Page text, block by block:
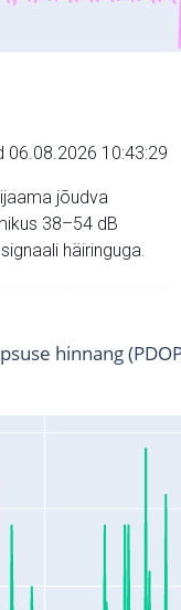
06.08.2026 10:43:29
jõudva
38–54 dB
häiringuga.
hinnang